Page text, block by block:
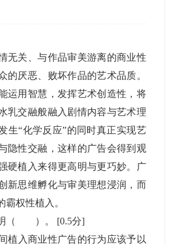
无关、与作品审美游离的商业性
的厌恶、败坏作品的艺术品质。
运用智慧，发挥艺术创造性，将
乳交融般融入剧情内容与艺术理
生“化学反应”的同时真正实现艺
隐性交融，这样的广告会得到观
硬植入来得更高明与更巧妙。广
新思维孵化与审美理想浸润，而
霸权性植入。
明（ ）。 [0.5分]
植入商业性广告的行为应该予以